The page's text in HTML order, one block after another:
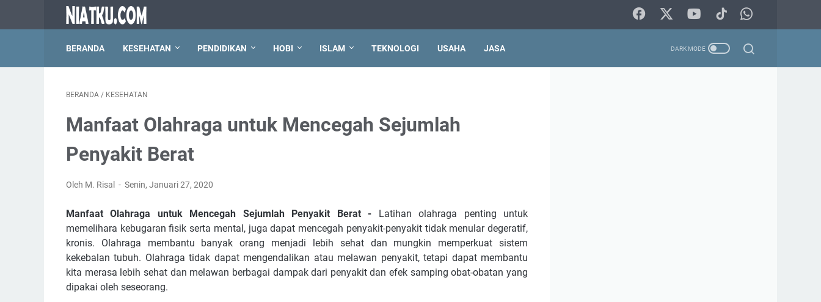
BERANDA KESEHATAN PENDIDIKAN HOBI ISLAM TEKNOLOGI USAHA JASA
BERANDA / KESEHATAN
Manfaat Olahraga untuk Mencegah Sejumlah
Penyakit Berat
Oleh M. Risal Senin, Januari 27, 2020
Manfaat Olahraga untuk Mencegah Sejumlah Penyakit Berat - Latihan olahraga penting untuk
memelihara kebugaran fisik serta mental, juga dapat mencegah penyakit-penyakit tidak menular degeratif,
kronis. Olahraga membantu banyak orang menjadi lebih sehat dan mungkin memperkuat sistem
kekebalan tubuh. Olahraga tidak dapat mengendalikan atau melawan penyakit, tetapi dapat membantu
kita merasa lebih sehat dan melawan berbagai dampak dari penyakit dan efek samping obat-obatan yang
dipakai oleh seseorang.